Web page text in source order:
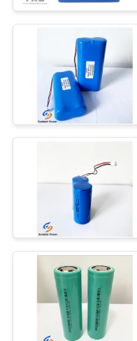
pack
12V
solaire